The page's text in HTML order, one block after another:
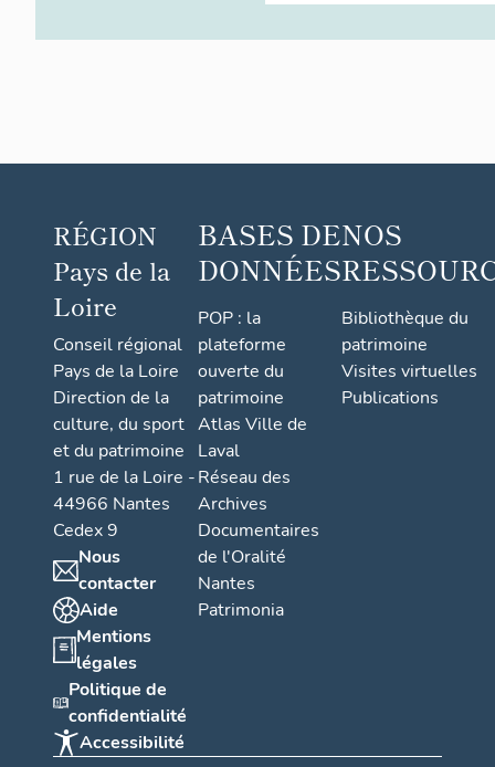
RÉGION
Pays de la
Loire
Conseil régional
Pays de la Loire
Direction de la
culture, du sport
et du patrimoine
1 rue de la Loire -
44966 Nantes
Cedex 9
Nous
contacter
Aide
Mentions
légales
Politique de
confidentialité
Accessibilité
BASES DE
DONNÉES
POP : la
plateforme
ouverte du
patrimoine
Atlas Ville de
Laval
Réseau des
Archives
Documentaires
de l'Oralité
Nantes
Patrimonia
NOS
Bibliothèque du
patrimoine
Visites virtuelles
Publications